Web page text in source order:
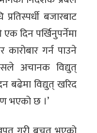
बजारबाट
दिन पर्खिनुपर्नेमा
गर्न पाउने
अचानक विद्युत्
बढेमा विद्युत् खरिद
भएको छ ।’